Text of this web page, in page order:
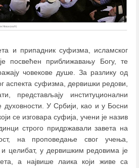
и припадник суфизма, исламског
посвећен приближавању Богу, те
човекове душе. За разлику од
аспекта суфизма, дервишки редови,
представљају институционални
духовности. У Србији, као и у Босни
се изговара суфија, учени је назив
строго придржавали завета на
на проповедање свог учења,
и целибат, у дервишким редовима је
а највише лаика који живе са